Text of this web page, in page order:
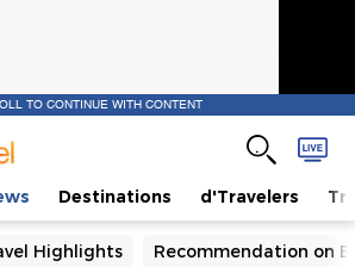
TO CONTINUE WITH CONTENT
Destinations d'Travelers
Highlights Recommendation on